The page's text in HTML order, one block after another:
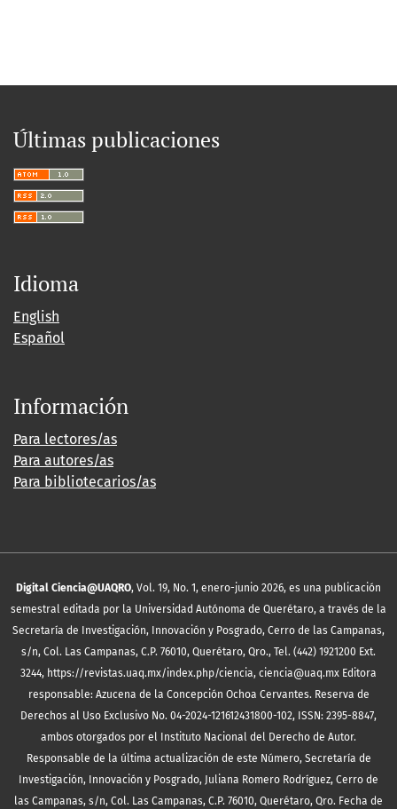
Últimas publicaciones
Idioma
English
Español
Información
Para lectores/as
Para autores/as
Para bibliotecarios/as
Digital Ciencia@UAQRO, Vol. 19, No. 1, enero-junio 2026, es una publicación
semestral editada por la Universidad Autónoma de Querétaro, a través de la
Secretaría de Investigación, Innovación y Posgrado, Cerro de las Campanas,
s/n, Col. Las Campanas, C.P. 76010, Querétaro, Qro., Tel. (442) 1921200 Ext.
3244, https://revistas.uaq.mx/index.php/ciencia, ciencia@uaq.mx Editora
responsable: Azucena de la Concepción Ochoa Cervantes. Reserva de
Derechos al Uso Exclusivo No. 04-2024-121612431800-102, ISSN: 2395-8847,
ambos otorgados por el Instituto Nacional del Derecho de Autor.
Responsable de la última actualización de este Número, Secretaría de
Investigación, Innovación y Posgrado, Juliana Romero Rodríguez, Cerro de
las Campanas, s/n, Col. Las Campanas, C.P. 76010, Querétaro, Qro. Fecha de